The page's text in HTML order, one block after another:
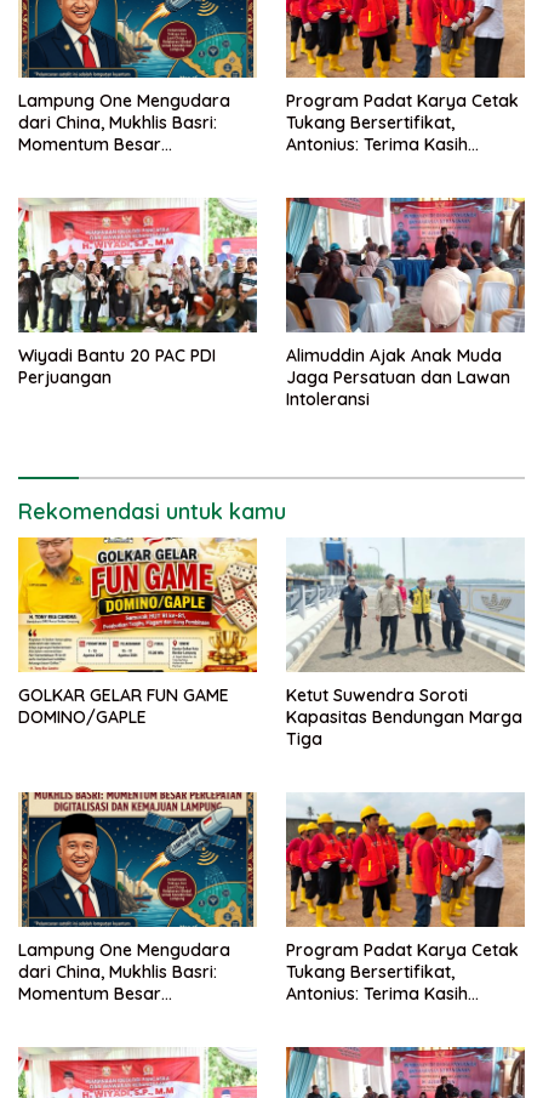
Lampung One Mengudara
dari China, Mukhlis Basri:
Momentum Besar
Program Padat Karya Cetak
Tukang Bersertifikat,
Antonius: Terima Kasih
Wiyadi Bantu 20 PAC PDI
Perjuangan
Alimuddin Ajak Anak Muda
Jaga Persatuan dan Lawan
Intoleransi
Rekomendasi untuk kamu
GOLKAR GELAR FUN GAME
DOMINO/GAPLE
Ketut Suwendra Soroti
Kapasitas Bendungan Marga
Tiga
Lampung One Mengudara
dari China, Mukhlis Basri:
Momentum Besar
Program Padat Karya Cetak
Tukang Bersertifikat,
Antonius: Terima Kasih